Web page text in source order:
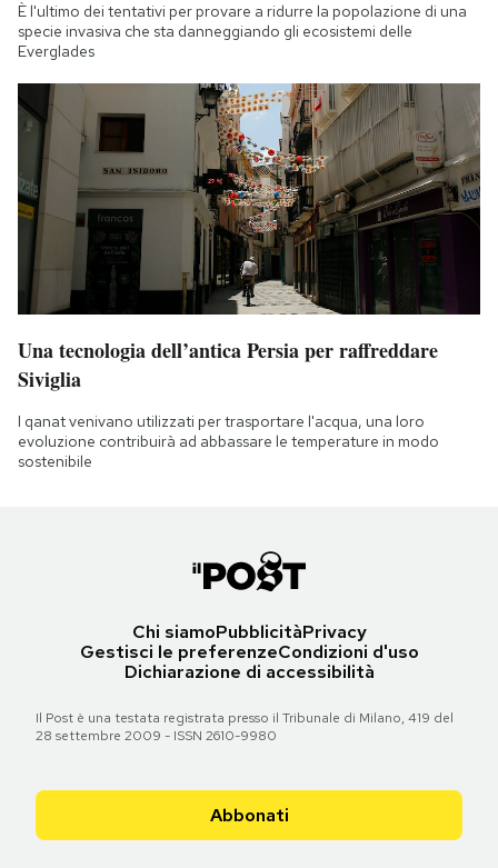
È l'ultimo dei tentativi per provare a ridurre la popolazione di una
specie invasiva che sta danneggiando gli ecosistemi delle
Everglades
Una tecnologia dell’antica Persia per raffreddare
Siviglia
I qanat venivano utilizzati per trasportare l'acqua, una loro
evoluzione contribuirà ad abbassare le temperature in modo
sostenibile
Chi siamoPubblicitàPrivacy
Gestisci le preferenzeCondizioni d'uso
Dichiarazione di accessibilità
Il Post è una testata registrata presso il Tribunale di Milano, 419 del
28 settembre 2009 - ISSN 2610-9980
Abbonati